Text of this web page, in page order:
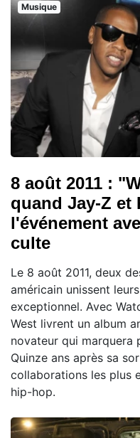
Musique
8 août 2011 :
quand Jay-Z et
l'événement
culte
Le 8 août 2011, deux
américain unissent
exceptionnel. Avec
West livrent un album
novateur qui marquera
Quinze ans après sa
collaborations les plus
hip-hop.